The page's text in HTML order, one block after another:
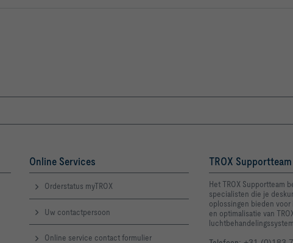
Online Services
Orderstatus myTROX
Uw contactpersoon
Online service contact formulier
TROX Supportteam
Het TROX Supportteam
specialisten die je
oplossingen bieden
en optimalisatie van